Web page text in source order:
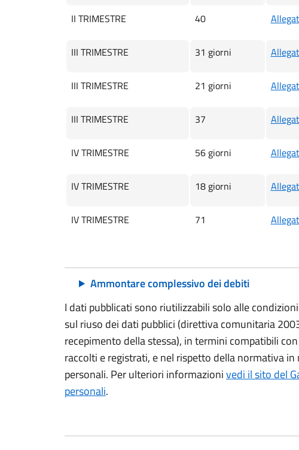
II TRIMESTRE 40
III TRIMESTRE 31 giorni
III TRIMESTRE 21 giorni
III TRIMESTRE 37
IV TRIMESTRE 56 giorni
IV TRIMESTRE 18 giorni
IV TRIMESTRE 71
Ammontare complessivo dei debiti
I dati pubblicati sono riutilizzabili solo alle
sul riuso dei dati pubblici (direttiva comunitaria
recepimento della stessa), in termini compatibili
raccolti e registrati, e nel rispetto della normativa
personali. Per ulteriori informazionivedi il sito del
personali.